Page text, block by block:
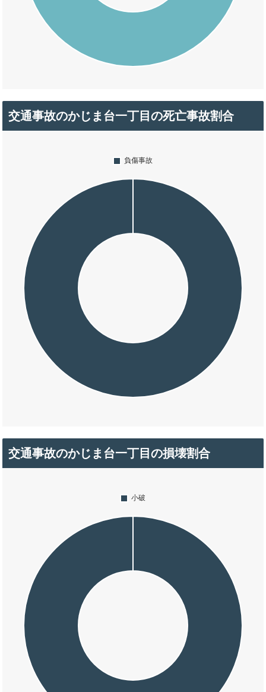
交通事故のかじま台一丁目の死亡事故割合
交通事故のかじま台一丁目の損壊割合